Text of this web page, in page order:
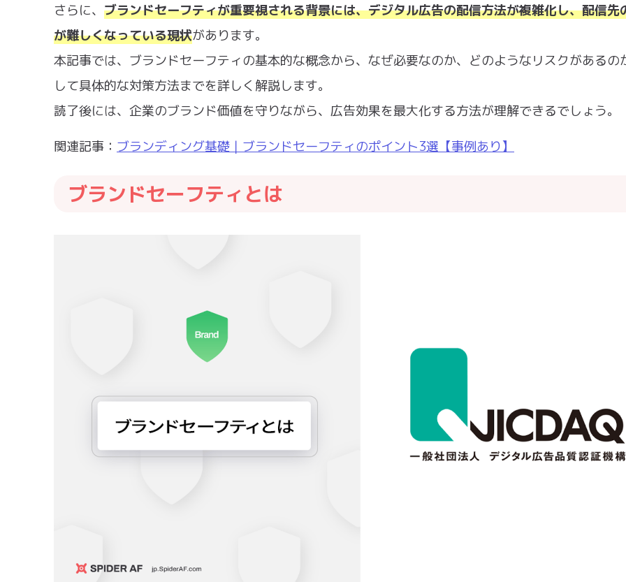
さらに、 ブランドセーフティが重要視される背景には、デジタル広告の配信方法が複雑化し、配信先
が難しくなっている現状があります。
本記事では、ブランドセーフティの基本的な概念から、なぜ必要なのか、どのようなリスクがあるの
して具体的な対策方法までを詳しく解説します。
読了後には、企業のブランド価値を守りながら、広告効果を最大化する方法が理解できるでしょう。
関連記事： ブランディング基礎｜ブランドセーフティのポイント3選【事例あり】
ブランドセーフティとは